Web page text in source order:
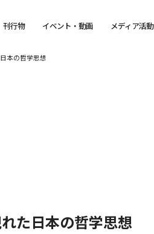
刊行物 イベント・動画 メディア活動
本の哲学思想
た日本の哲学思想